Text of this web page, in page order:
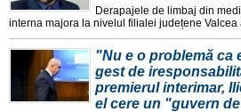
Derapajele de limbaj din
interna majora la nivelul filialei județene Valcea
"Nu e o problemă ca
gest de
premierul interimar,
el cere un "guvern